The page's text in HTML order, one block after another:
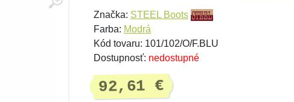
Značka: STEEL Boots
Farba: Modrá
Kód tovaru: 101/102/O/F.BLU
Dostupnosť: nedostupné
92,61 €